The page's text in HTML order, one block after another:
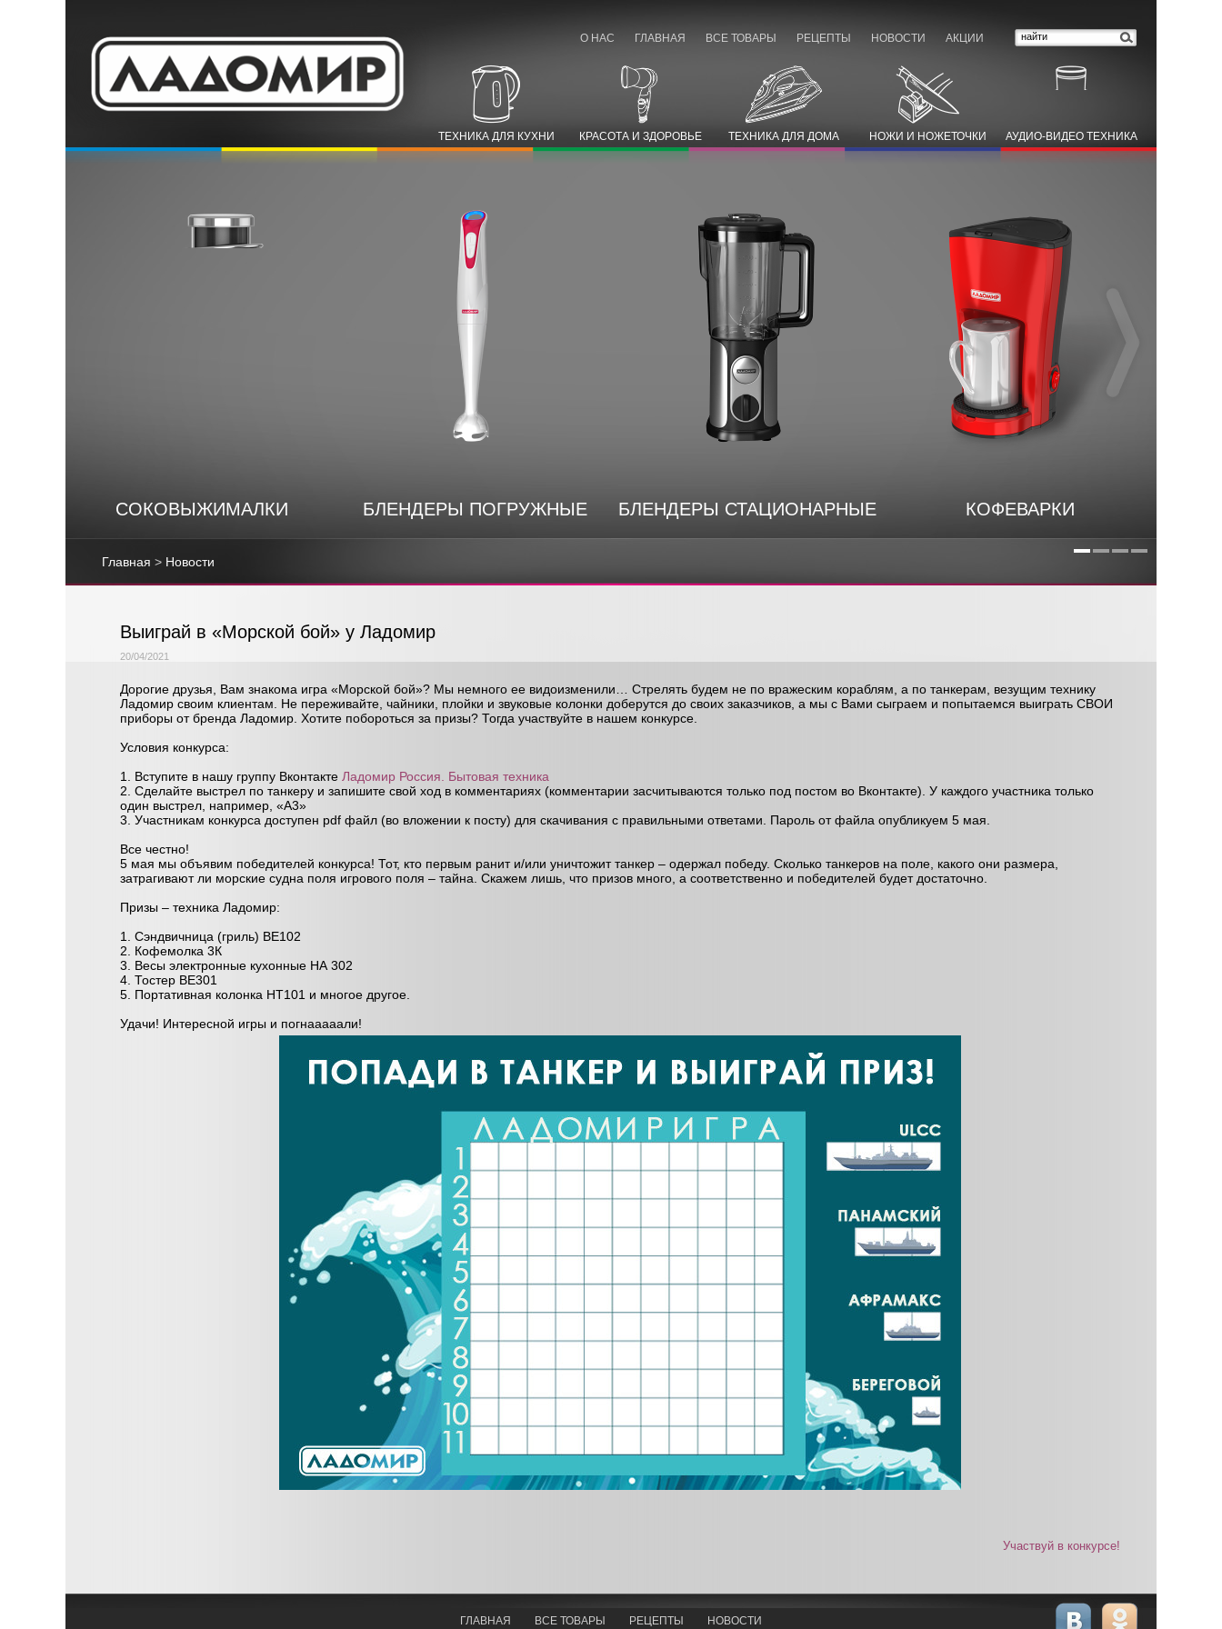
О НАС ГЛАВНАЯ ВСЕ ТОВАРЫ РЕЦЕПТЫ НОВОСТИ АКЦИИ
ТЕХНИКА ДЛЯ КУХНИ КРАСОТА И ЗДОРОВЬЕ ТЕХНИКА ДЛЯ ДОМА НОЖИ И НОЖЕТОЧКИ АУДИО-ВИДЕО ТЕХНИКА
СОКОВЫЖИМАЛКИ БЛЕНДЕРЫ ПОГРУЖНЫЕ БЛЕНДЕРЫ СТАЦИОНАРНЫЕ КОФЕВАРКИ
Главная > Новости
Выиграй в «Морской бой» у Ладомир
20/04/2021
Дорогие друзья, Вам знакома игра «Морской бой»? Мы немного ее видоизменили… Стрелять будем не по вражеским кораблям, а по танкерам, везущим технику
Ладомир своим клиентам. Не переживайте, чайники, плойки и звуковые колонки доберутся до своих заказчиков, а мы с Вами сыграем и попытаемся выиграть СВОИ
приборы от бренда Ладомир. Хотите побороться за призы? Тогда участвуйте в нашем конкурсе.
Условия конкурса:
1. Вступите в нашу группу Вконтакте Ладомир Россия. Бытовая техника
2. Сделайте выстрел по танкеру и запишите свой ход в комментариях (комментарии засчитываются только под постом во Вконтакте). У каждого участника только
один выстрел, например, «А3»
3. Участникам конкурса доступен pdf файл (во вложении к посту) для скачивания с правильными ответами. Пароль от файла опубликуем 5 мая.
Все честно!
5 мая мы объявим победителей конкурса! Тот, кто первым ранит и/или уничтожит танкер – одержал победу. Сколько танкеров на поле, какого они размера,
затрагивают ли морские судна поля игрового поля – тайна. Скажем лишь, что призов много, а соответственно и победителей будет достаточно.
Призы – техника Ладомир:
1. Сэндвичница (гриль) ВЕ102
2. Кофемолка 3К
3. Весы электронные кухонные НА 302
4. Тостер ВЕ301
5. Портативная колонка НТ101 и многое другое.
Удачи! Интересной игры и погнааааали!
Участвуй в конкурсе!
ГЛАВНАЯ ВСЕ ТОВАРЫ РЕЦЕПТЫ НОВОСТИ